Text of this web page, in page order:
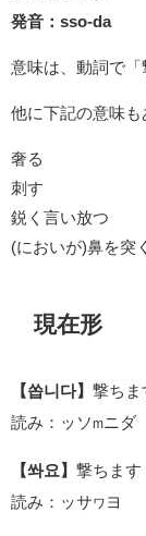
発音：sso-da
意味は、動詞で「
他に下記の意味も
奢る
刺す
鋭く言い放つ
(においが)鼻を突
現在形
【쏩니다】 撃ちま
読み：ッソm ニダ
【쏴요】 撃ちます
読み：ッサワ ヨ